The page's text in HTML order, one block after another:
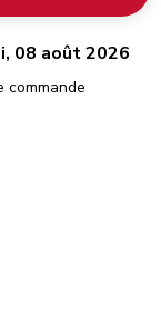
08 août 2026
commande